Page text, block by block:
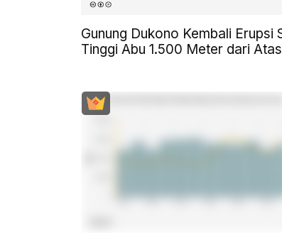
Gunung Dukono Kembali Erupsi
Tinggi Abu 1.500 Meter dari